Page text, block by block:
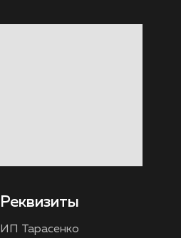
Реквизиты
ИП Тарасенко